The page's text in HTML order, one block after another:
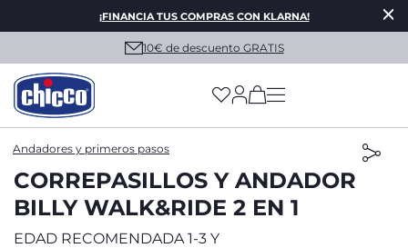
¡FINANCIA TUS COMPRAS CON KLARNA!
10€ de descuento GRATIS
(has more options
Andadores y primeros pasos
CORREPASILLOS Y ANDADOR
BILLY WALK&RIDE 2 EN 1
EDAD RECOMENDADA 1-3 Y